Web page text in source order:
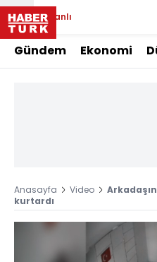
Canlı
Gündem Ekonomi
Anasayfa Video
kurtardı